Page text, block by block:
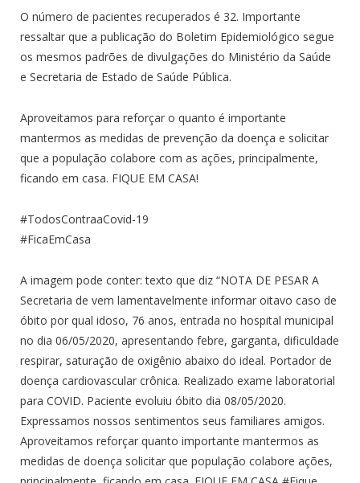
O número de pacientes recuperados é 32. Importante
ressaltar que a publicação do Boletim Epidemiológico segue
os mesmos padrões de divulgações do Ministério da Saúde
e Secretaria de Estado de Saúde Pública.
Aproveitamos para reforçar o quanto é importante
mantermos as medidas de prevenção da doença e solicitar
que a população colabore com as ações, principalmente,
ficando em casa. FIQUE EM CASA!
#TodosContraaCovid-19
#FicaEmCasa
A imagem pode conter: texto que diz “NOTA DE PESAR A
Secretaria de vem lamentavelmente informar oitavo caso de
óbito por qual idoso, 76 anos, entrada no hospital municipal
no dia 06/05/2020, apresentando febre, garganta, dificuldade
respirar, saturação de oxigênio abaixo do ideal. Portador de
doença cardiovascular crônica. Realizado exame laboratorial
para COVID. Paciente evoluiu óbito dia 08/05/2020.
Expressamos nossos sentimentos seus familiares amigos.
Aproveitamos reforçar quanto importante mantermos as
medidas de doença solicitar que população colabore ações,